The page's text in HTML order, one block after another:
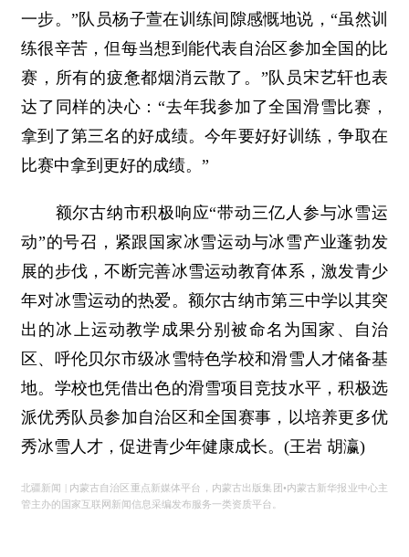
一步。”队员杨子萱在训练间隙感慨地说，“虽然训
练很辛苦，但每当想到能代表自治区参加全国的比
赛，所有的疲惫都烟消云散了。”队员宋艺轩也表
达了同样的决心：“去年我参加了全国滑雪比赛，
拿到了第三名的好成绩。今年要好好训练，争取在
比赛中拿到更好的成绩。”
额尔古纳市积极响应“带动三亿人参与冰雪运
动”的号召，紧跟国家冰雪运动与冰雪产业蓬勃发
展的步伐，不断完善冰雪运动教育体系，激发青少
年对冰雪运动的热爱。额尔古纳市第三中学以其突
出的冰上运动教学成果分别被命名为国家、自治
区、呼伦贝尔市级冰雪特色学校和滑雪人才储备基
地。学校也凭借出色的滑雪项目竞技水平，积极选
派优秀队员参加自治区和全国赛事，以培养更多优
秀冰雪人才，促进青少年健康成长。(王岩 胡瀛)
北疆新闻 | 内蒙古自治区重点新媒体平台，内蒙古出版集团•内蒙古新华报业中心主
管主办的国家互联网新闻信息采编发布服务一类资质平台。